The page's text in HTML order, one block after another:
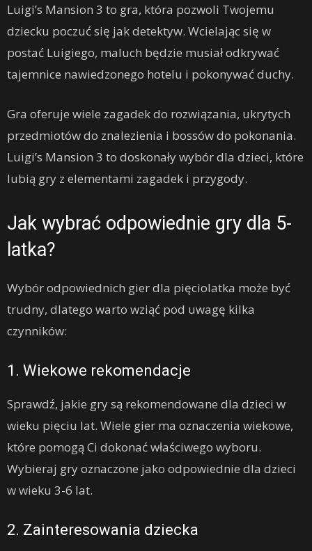
Luigi’s Mansion 3 to gra, która pozwoli Twojemu
dziecku poczuć się jak detektyw. Wcielając się w
postać Luigiego, maluch będzie musiał odkrywać
tajemnice nawiedzonego hotelu i pokonywać duchy.
Gra oferuje wiele zagadek do rozwiązania, ukrytych
przedmiotów do znalezienia i bossów do pokonania.
Luigi’s Mansion 3 to doskonały wybór dla dzieci, które
lubią gry z elementami zagadek i przygody.
Jak wybrać odpowiednie gry dla 5-
latka?
Wybór odpowiednich gier dla pięciolatka może być
trudny, dlatego warto wziąć pod uwagę kilka
czynników:
1. Wiekowe rekomendacje
Sprawdź, jakie gry są rekomendowane dla dzieci w
wieku pięciu lat. Wiele gier ma oznaczenia wiekowe,
które pomogą Ci dokonać właściwego wyboru.
Wybieraj gry oznaczone jako odpowiednie dla dzieci
w wieku 3-6 lat.
2. Zainteresowania dziecka